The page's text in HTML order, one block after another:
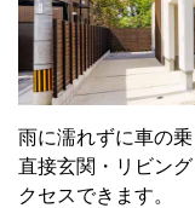
雨に濡れずに車の
直接玄関・リビン
クセスできます。